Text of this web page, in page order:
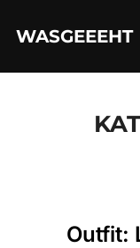
InhaltWASGEEEHT
Outfit: